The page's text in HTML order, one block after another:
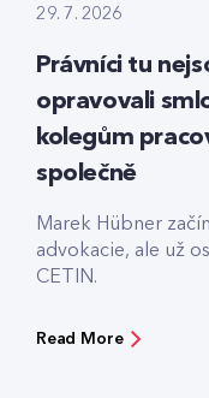
29. 7. 2026
Právníci tu
opravovali
kolegům
společně
Marek Hübner
advokacie, ale už
CETIN.
Read More